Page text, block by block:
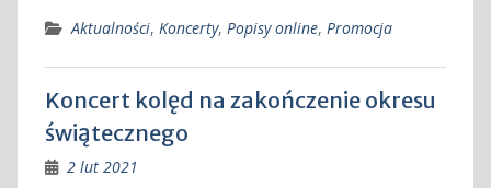
Aktualności, Koncerty, Popisy online, Promocja
Koncert kolęd na zakończenie okresu
świątecznego
2 lut 2021